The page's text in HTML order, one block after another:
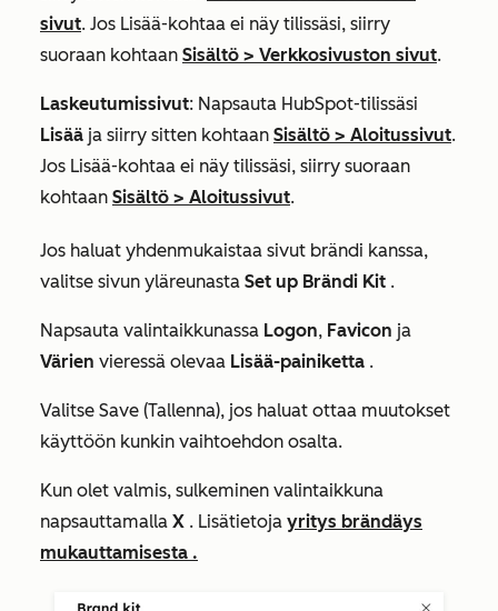
sivut. Jos Lisää-kohtaa ei näy tilissäsi, siirry
suoraan kohtaan Sisältö > Verkkosivuston sivut.
Laskeutumissivut: Napsauta HubSpot-tilissäsi
Lisää ja siirry sitten kohtaan Sisältö > Aloitussivut.
Jos Lisää-kohtaa ei näy tilissäsi, siirry suoraan
kohtaan Sisältö > Aloitussivut.
Jos haluat yhdenmukaistaa sivut brändi kanssa,
valitse sivun yläreunasta Set up Brändi Kit .
Napsauta valintaikkunassa Logon, Favicon ja
Värien vieressä olevaa Lisää-painiketta .
Valitse Save (Tallenna), jos haluat ottaa muutokset
käyttöön kunkin vaihtoehdon osalta.
Kun olet valmis, sulkeminen valintaikkuna
napsauttamalla X . Lisätietoja yritys brändäys
mukauttamisesta .